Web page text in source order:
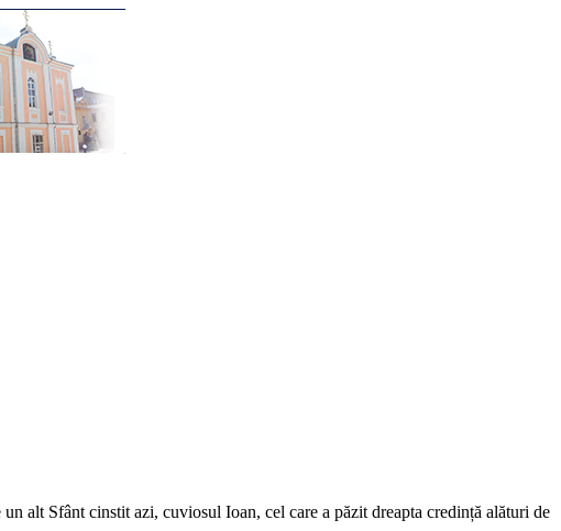
alt Sfânt cinstit azi, cuviosul Ioan, cel care a păzit dreapta credință alături de